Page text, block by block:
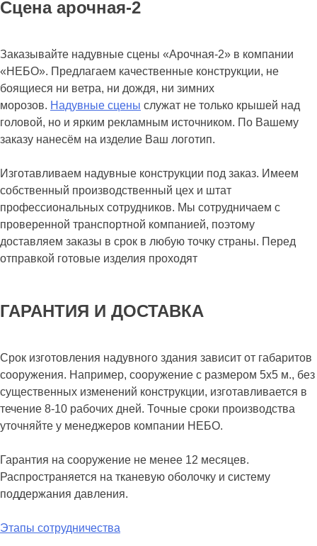
Сцена арочная-2
Заказывайте надувные сцены «Арочная-2» в компании
«НЕБО». Предлагаем качественные конструкции, не
боящиеся ни ветра, ни дождя, ни зимних
морозов. Надувные сцены служат не только крышей над
головой, но и ярким рекламным источником. По Вашему
заказу нанесём на изделие Ваш логотип.
Изготавливаем надувные конструкции под заказ. Имеем
собственный производственный цех и штат
профессиональных сотрудников. Мы сотрудничаем с
проверенной транспортной компанией, поэтому
доставляем заказы в срок в любую точку страны. Перед
отправкой готовые изделия проходят
ГАРАНТИЯ И ДОСТАВКА
Срок изготовления надувного здания зависит от габаритов
сооружения. Например, сооружение с размером 5х5 м., без
существенных изменений конструкции, изготавливается в
течение 8-10 рабочих дней. Точные сроки производства
уточняйте у менеджеров компании НЕБО.
Гарантия на сооружение не менее 12 месяцев.
Распространяется на тканевую оболочку и систему
поддержания давления.
Этапы сотрудничества